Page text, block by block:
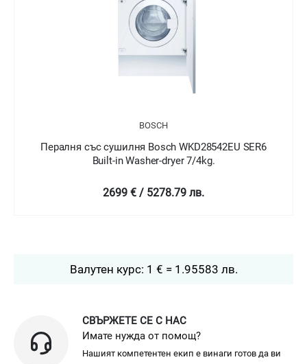
BOSCH
Пералня със сушилня Bosch WDU8H541EU SER6
Washer-dryer
2499 € / 4887.62 лв.
Валутен курс: 1 € = 1.95583 лв.
СВЪРЖЕТЕ СЕ С НАС
Имате нужда от помощ?
Нашият компетентен екип е винаги готов да ви